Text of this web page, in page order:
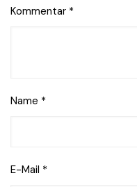
Kommentar *
Name *
E-Mail *